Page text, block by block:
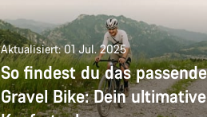
Aktualisiert: 01 Jul. 2025
So findest du das passende
Gravel Bike: Dein